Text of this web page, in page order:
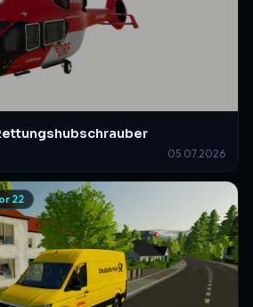
05.07.2026
22